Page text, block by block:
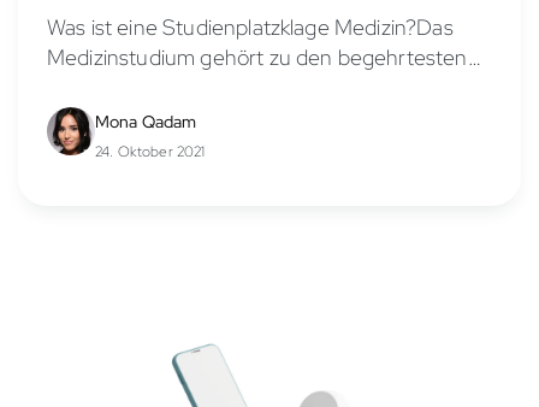
Was ist eine Studienplatzklage Medizin?Das
Medizinstudium gehört zu den begehrtesten
bewerben sich Zehntausende mit ihren
Bewerbungen um einen Platz, aber nur ein
Mona Qadam
24. Oktober 2021